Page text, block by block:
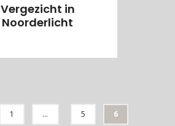
Vergezicht in
Noorderlicht
1 … 5 6